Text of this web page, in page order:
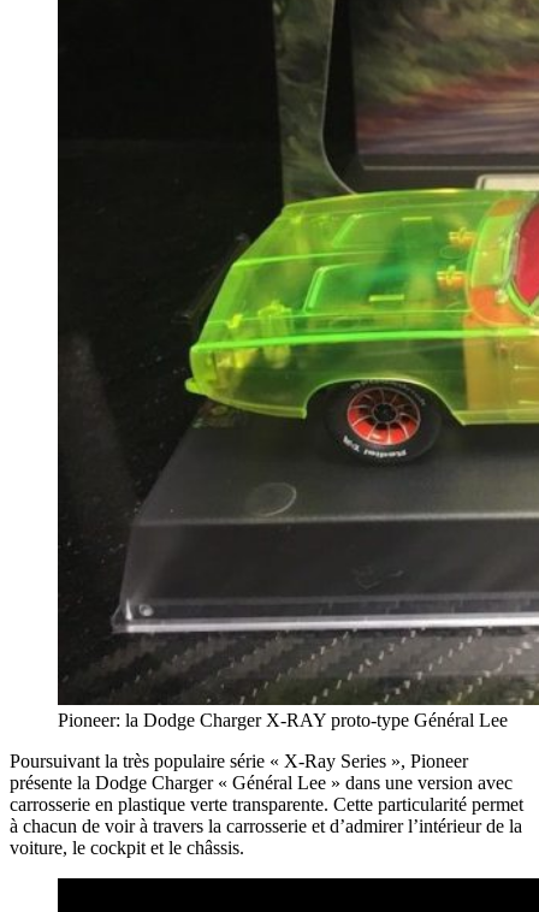
Pioneer: la Dodge Charger X-RAY proto-type Général Lee
Poursuivant la très populaire série « X-Ray Series », Pioneer
présente la Dodge Charger « Général Lee » dans une version avec
carrosserie en plastique verte transparente. Cette particularité permet
à chacun de voir à travers la carrosserie et d’admirer l’intérieur de la
voiture, le cockpit et le châssis.